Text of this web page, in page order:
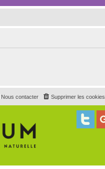
Supprimer les cookies
Nous contacter